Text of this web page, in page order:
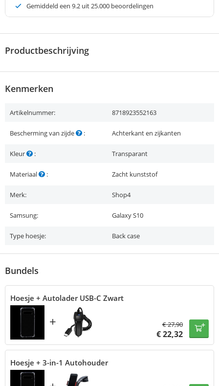
Gemiddeld een 9.2 uit 25.000 beoordelingen
Productbeschrijving
Kenmerken
Artikelnummer: 8718923552163
Bescherming van zijde : Achterkant en zijkanten
Kleur : Transparant
Materiaal : Zacht kunststof
Merk: Shop4
Samsung: Galaxy S10
Type hoesje: Back case
Bundels
Hoesje + Autolader USB-C Zwart
+ €27,90
€22,32
Hoesje + 3-in-1 Autohouder